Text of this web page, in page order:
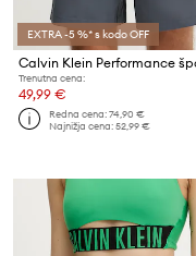
EXTRA -5 %* s kodo OFF
Trenutna cena:
49,99 €
Redna cena:74,90 €
Najnižja cena:52,99 €